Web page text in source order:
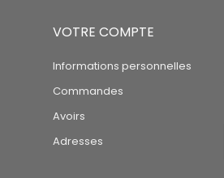
VOTRE COMPTE
Informations personnelles
Commandes
Avoirs
Adresses